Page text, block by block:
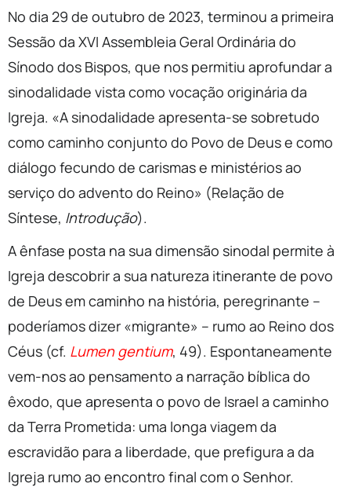
No dia 29 de outubro de 2023, terminou a primeira
Sessão da XVI Assembleia Geral Ordinária do
Sínodo dos Bispos, que nos permitiu aprofundar a
sinodalidade vista como vocação originária da
Igreja. «A sinodalidade apresenta-se sobretudo
como caminho conjunto do Povo de Deus e como
diálogo fecundo de carismas e ministérios ao
serviço do advento do Reino» (Relação de
Síntese, Introdução).
A ênfase posta na sua dimensão sinodal permite à
Igreja descobrir a sua natureza itinerante de povo
de Deus em caminho na história, peregrinante –
poderíamos dizer «migrante» – rumo ao Reino dos
Céus (cf. Lumen gentium, 49). Espontaneamente
vem-nos ao pensamento a narração bíblica do
êxodo, que apresenta o povo de Israel a caminho
da Terra Prometida: uma longa viagem da
escravidão para a liberdade, que prefigura a da
Igreja rumo ao encontro final com o Senhor.